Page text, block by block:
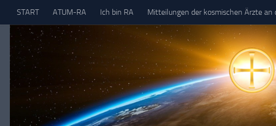
Skip to content
START ATUM-RA Ich bin RA Mitteilungen der kosmischen Ärzte an